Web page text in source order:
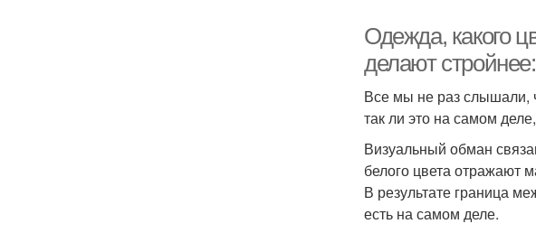
Одежда, какого
делают
Все мы не раз слышали,
так ли это на самом
Визуальный обман
белого цвета отражают
В результате граница
есть на самом деле.